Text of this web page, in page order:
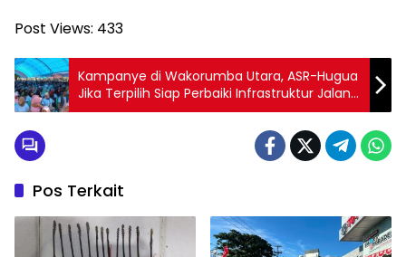
Post Views: 433
Kampanye di Wakorumba Utara, ASR-Hugua
Jika Terpilih Siap Perbaiki Infrastruktur Jalan
Yang ada di Butur
Pos Terkait